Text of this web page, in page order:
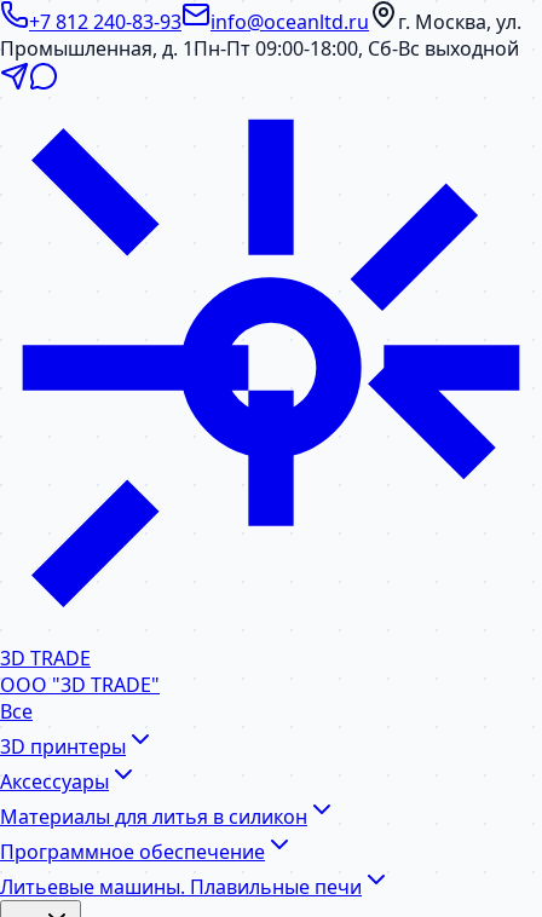
+7 812 240-83-93 info@oceanltd.ru
г. Москва, ул.
Промышленная, д. 1Пн-Пт 09:00-18:00, Сб-Вс выходной
3D TRADE
ООО "3D TRADE"
Все
3D принтеры
Аксессуары
Материалы для литья в силикон
Программное обеспечение
Литьевые машины. Плавильные печи